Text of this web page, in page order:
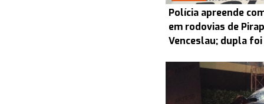
Polícia apreende
em rodovias de
Venceslau; dupla